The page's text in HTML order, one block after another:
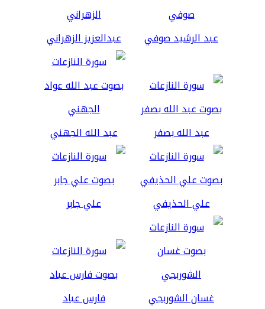
عبد الرشيد صوفي عبدالعزيز الزهراني
عبد الله بصفر عبد الله الجهني
علي الحذيفي علي جابر
غسان الشوربجي فارس عباد